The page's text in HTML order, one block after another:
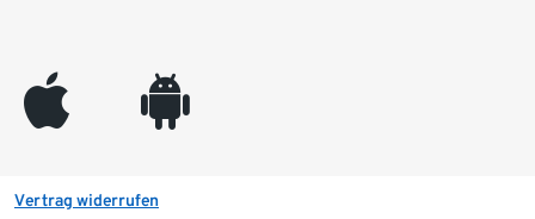
appleinc android
Vertrag widerrufen